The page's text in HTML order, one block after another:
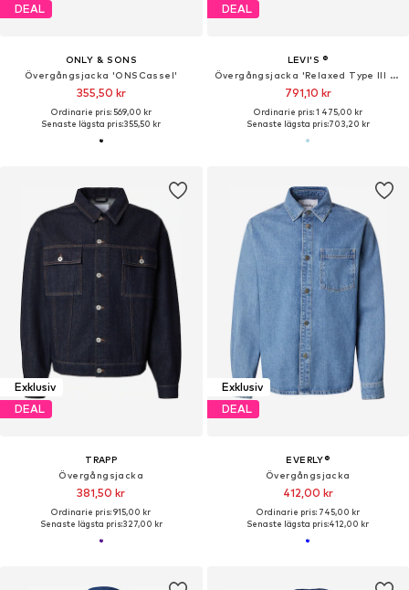
DEAL
ONLY & SONS
Övergångsjacka 'ONSCassel'
355,50 kr
Ordinarie pris: 569,00 kr
Senaste lägsta pris:355,50 kr
DEAL
LEVI'S ®
Övergångsjacka 'Relaxed Type III Trucker Jacket'
791,10 kr
Ordinarie pris: 1 475,00 kr
Senaste lägsta pris:703,20 kr
Exklusiv
DEAL
TRAPP
Övergångsjacka
381,50 kr
Ordinarie pris: 915,00 kr
Senaste lägsta pris:327,00 kr
Exklusiv
DEAL
EVERLY®
Övergångsjacka
412,00 kr
Ordinarie pris: 745,00 kr
Senaste lägsta pris:412,00 kr